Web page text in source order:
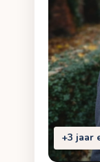
+3 jaar